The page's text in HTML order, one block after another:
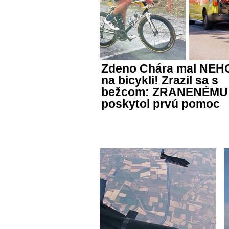
Zdeno Chára mal
na bicykli! Zrazil sa s
bežcom: ZRANENÉMU
poskytol prvú pomoc